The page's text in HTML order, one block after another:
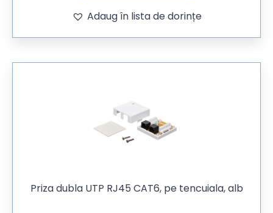
Adaug în lista de dorințe
Priza dubla UTP RJ45 CAT6, pe tencuiala, alb